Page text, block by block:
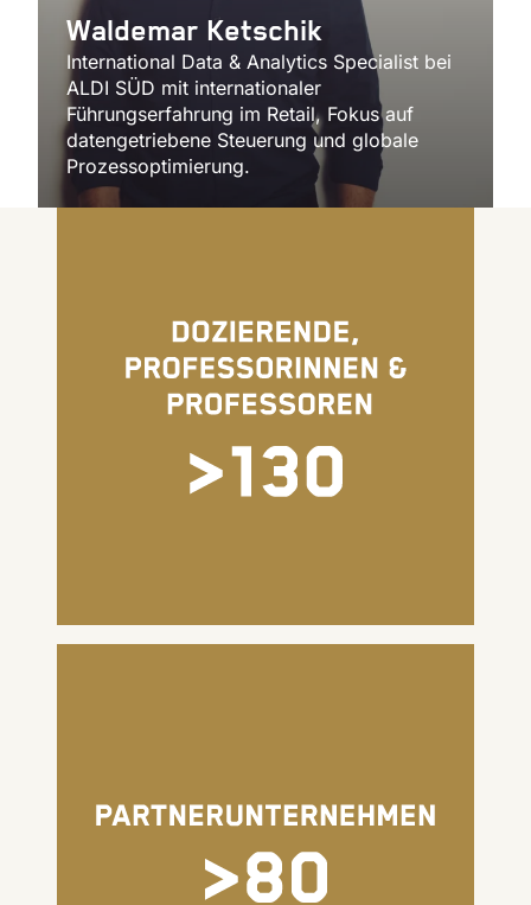
Waldemar Ketschik
International Data & Analytics Specialist bei
ALDI SÜD mit internationaler
Führungserfahrung im Retail, Fokus auf
datengetriebene Steuerung und globale
Prozessoptimierung.